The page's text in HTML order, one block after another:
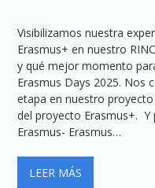
Visibilizamos nuestra
Erasmus+ en nuestro
y qué mejor momento
Erasmus Days 2025. Nos
etapa en nuestro
del proyecto Erasmus+. Y
Erasmus- Erasmus…
LEER MÁS